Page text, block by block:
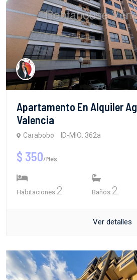
Apartamento En Alquiler
Valencia
Carabobo ID-MIO: 362a
$ 350/Mes
Habitaciones 2 Baños 2
Ver detalles